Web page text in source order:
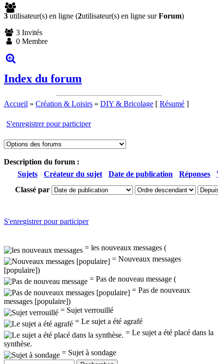
3 utilisateur(s) en ligne (2utilisateur(s) en ligne surForum)
3 Invités
0 Membre
Index du forum
Accueil » Création & Loisirs » DIY & Bricolage [ Résumé ]
S'enregistrer pour participer
Description du forum :
Sujets
Créateur du sujet Date de publication Réponses
Classé par
S'enregistrer pour participer
= les nouveaux messages (
= Nouveaux messages
[populaire])
= Pas de nouveau message (
= Pas de nouveaux
messages [populaire])
= Sujet verrouillé
= Le sujet a été agrafé
= Le sujet a été placé dans la
synthèse.
= Sujet à sondage